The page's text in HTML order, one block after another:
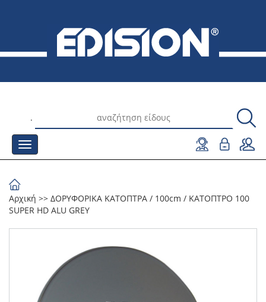
.
Αρχική >> ΔΟΡΥΦΟΡΙΚΑ ΚΑΤΟΠΤΡΑ / 100cm / ΚΑΤΟΠΤΡΟ 100
SUPER HD ALU GREY